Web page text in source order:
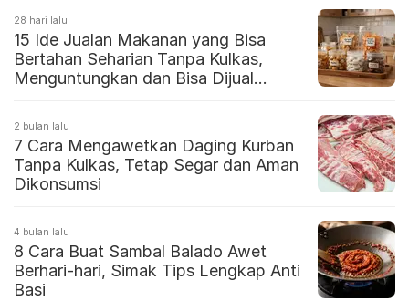
28 hari lalu
15 Ide Jualan Makanan yang Bisa
Bertahan Seharian Tanpa Kulkas,
Menguntungkan dan Bisa Dijual
2 bulan lalu
7 Cara Mengawetkan Daging Kurban
Tanpa Kulkas, Tetap Segar dan Aman
Dikonsumsi
4 bulan lalu
8 Cara Buat Sambal Balado Awet
Berhari-hari, Simak Tips Lengkap Anti
Basi